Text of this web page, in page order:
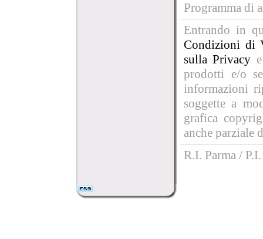
Programma di
Entrando in
Condizioni di
sulla Privacy
prodotti e/o
informazioni
soggette a
grafica
anche parziale
R.I. Parma /